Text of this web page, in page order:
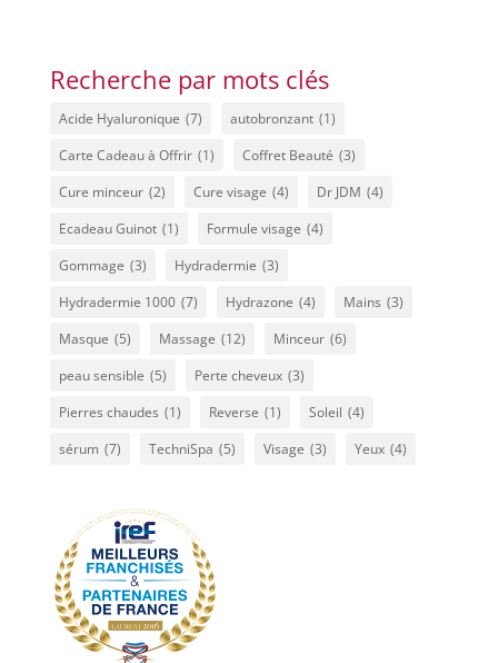
était :
est :
Recherche par mots clés
Acide Hyaluronique (7) autobronzant (1)
Carte Cadeau à Offrir (1) Coffret Beauté (3)
Cure minceur (2) Cure visage (4) Dr JDM (4)
Ecadeau Guinot (1) Formule visage (4)
Gommage (3) Hydradermie (3)
Hydradermie 1000 (7) Hydrazone (4) Mains (3)
Masque (5) Massage (12) Minceur (6)
peau sensible (5) Perte cheveux (3)
Pierres chaudes (1) Reverse (1) Soleil (4)
sérum (7) TechniSpa (5) Visage (3) Yeux (4)